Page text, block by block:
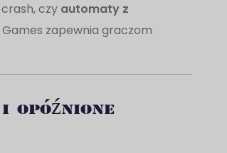
czy automaty z
zapewnia graczom
opóźnione